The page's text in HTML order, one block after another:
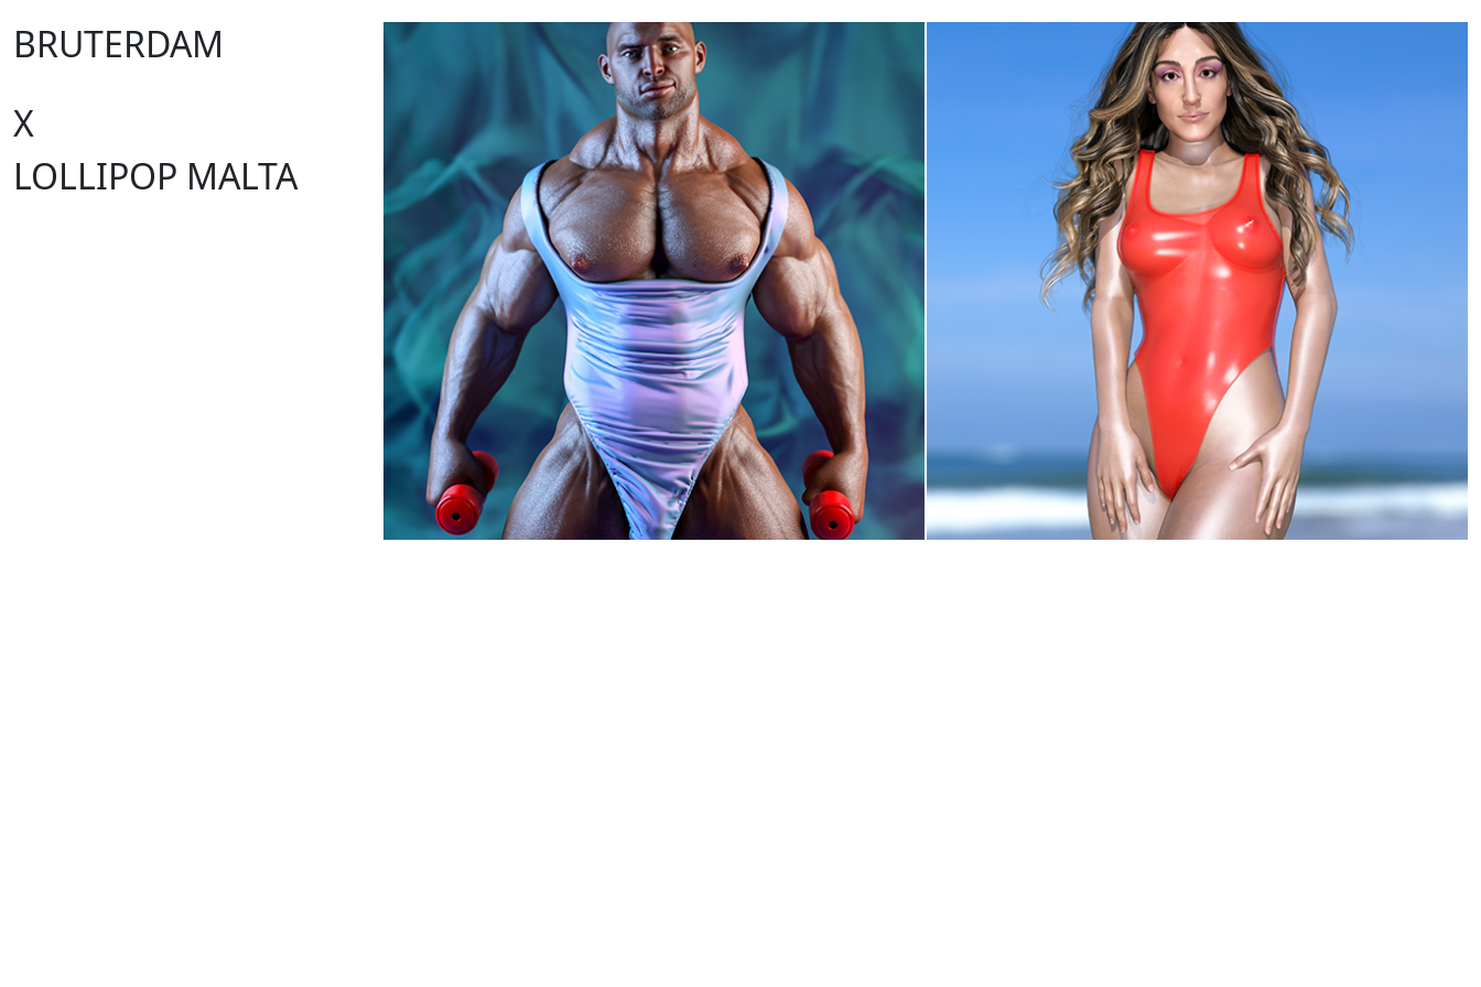
BRUTERDAM
X
LOLLIPOP MALTA